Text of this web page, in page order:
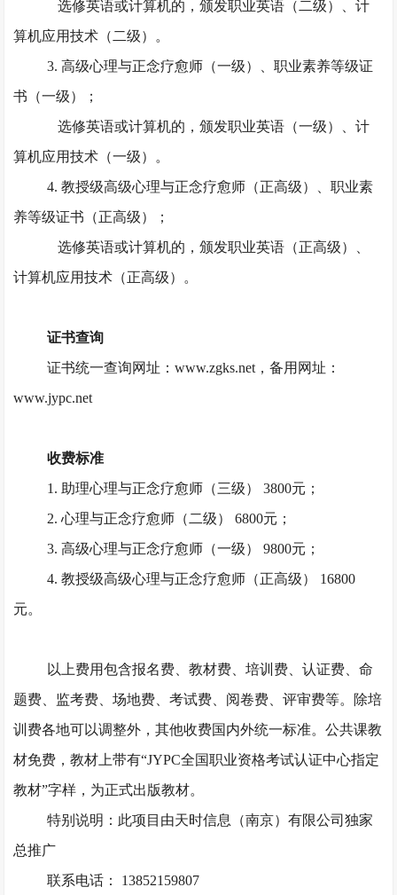
选修英语或计算机的，颁发职业英语（二级）、计
算机应用技术（二级）。
3. 高级心理与正念疗愈师（一级）、职业素养等级证
书（一级）；
选修英语或计算机的，颁发职业英语（一级）、计
算机应用技术（一级）。
4. 教授级高级心理与正念疗愈师（正高级）、职业素
养等级证书（正高级）；
选修英语或计算机的，颁发职业英语（正高级）、
计算机应用技术（正高级）。
证书查询
证书统一查询网址： www.zgks.net，备用网址：
www.jypc.net
收费标准
1. 助理心理与正念疗愈师（三级） 3800元；
2. 心理与正念疗愈师（二级） 6800元；
3. 高级心理与正念疗愈师（一级） 9800元；
4. 教授级高级心理与正念疗愈师（正高级） 16800
元。
以上费用包含报名费、教材费、培训费、认证费、命
题费、监考费、场地费、考试费、阅卷费、评审费等。除培
训费各地可以调整外，其他收费国内外统一标准。公共课教
材免费，教材上带有“JYPC全国职业资格考试认证中心指定
教材”字样，为正式出版教材。
特别说明：此项目由天时信息（南京）有限公司独家
总推广
联系电话： 13852159807